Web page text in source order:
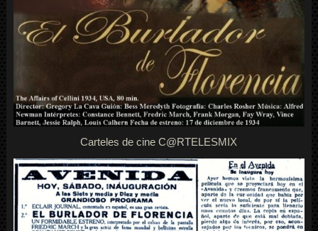
Carteles de cineC@RTELESMIX